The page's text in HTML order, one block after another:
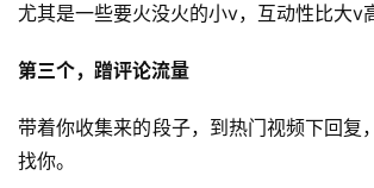
页
行
业
快
讯
尤其是一些要火没火的小v，互动性比大v
第三个，蹭评论流量
带着你收集来的段子，到热门视频下回复
找你。